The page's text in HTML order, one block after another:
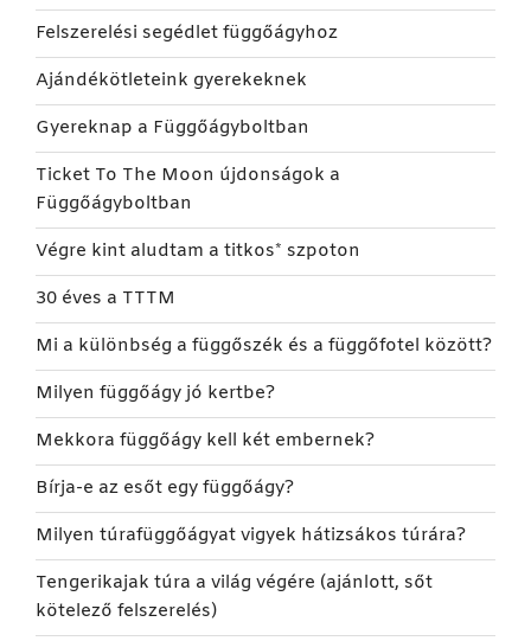
Felszerelési segédlet függőágyhoz
Ajándékötleteink gyerekeknek
Gyereknap a Függőágyboltban
Ticket To The Moon újdonságok a
Függőágyboltban
Végre kint aludtam a titkos* szpoton
30 éves a TTTM
Mi a különbség a függőszék és a függőfotel között?
Milyen függőágy jó kertbe?
Mekkora függőágy kell két embernek?
Bírja-e az esőt egy függőágy?
Milyen túrafüggőágyat vigyek hátizsákos túrára?
Tengerikajak túra a világ végére (ajánlott, sőt
kötelező felszerelés)